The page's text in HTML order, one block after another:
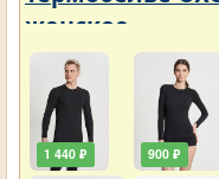
женское
1 440 ₽ 900 ₽